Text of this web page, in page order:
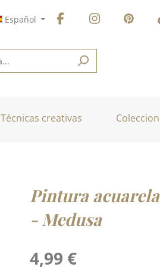
Español
Técnicas creativas
Pintura
- Medusa
Precio normal:
4,99 €